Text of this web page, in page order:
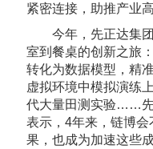
紧密连接，助推产业
今年，先正达集团
室到餐桌的创新之旅
转化为数据模型，精
虚拟环境中模拟演练
代大量田测实验……先
表示，4年来，链博
果，也成为加速这些